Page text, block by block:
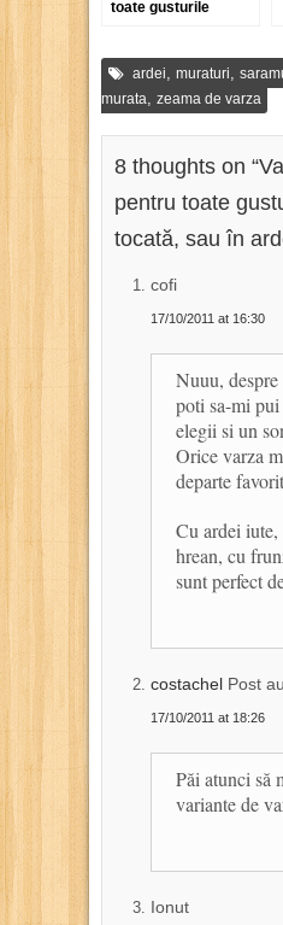
toate gusturile
ardei, muraturi,
murata, zeama de varza
8 thoughts on “
pentru toate
tocată, sau în
cofi
17/10/2011 at 16:30
Nuuu,
poti sa-mi
elegii si un
Orice varza
departe
Cu ardei iute,
hrean, cu
sunt perfect
costachel Post
17/10/2011 at 18:26
Păi atunci să
variante de
Ionut